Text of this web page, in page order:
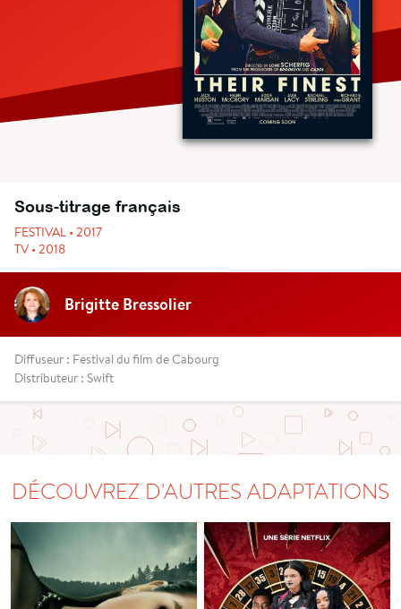
Sous-titrage français
FESTIVAL • 2017
TV • 2018
Brigitte Bressolier
Diffuseur : Festival du film de Cabourg
Distributeur : Swift
DÉCOUVREZ D'AUTRES ADAPTATIONS